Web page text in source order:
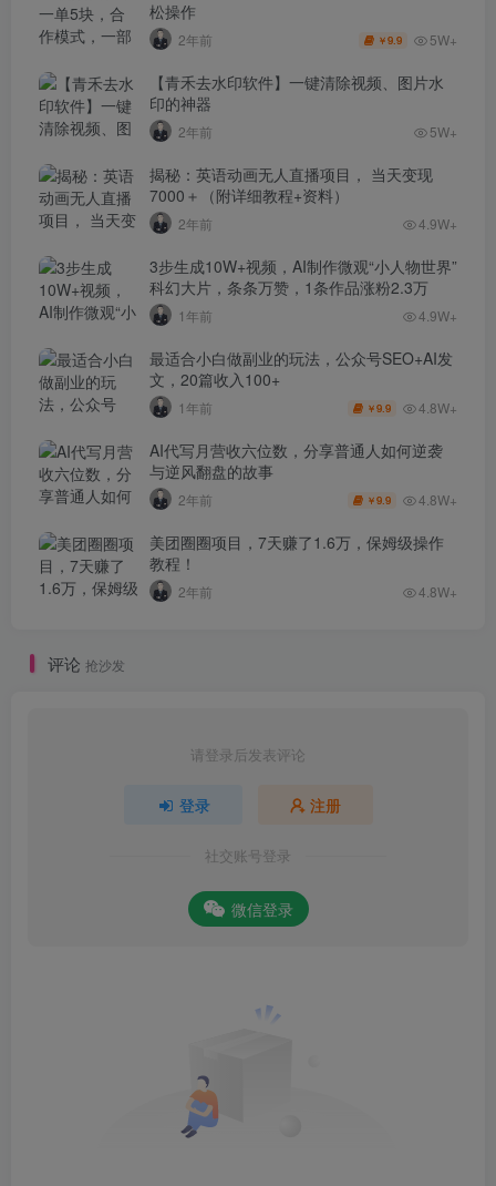
松操作
2年前 ￥9.9 5W+
【青禾去水印软件】一键清除视频、图片水
印的神器
2年前 5W+
揭秘：英语动画无人直播项目， 当天变现
7000＋（附详细教程+资料）
2年前 4.9W+
3步生成10W+视频，AI制作微观“小人物世界”
科幻大片，条条万赞，1条作品涨粉2.3万
1年前 4.9W+
最适合小白做副业的玩法，公众号SEO+AI发
文，20篇收入100+
1年前 ￥9.9 4.8W+
AI代写月营收六位数，分享普通人如何逆袭
与逆风翻盘的故事
2年前 ￥9.9 4.8W+
美团圈圈项目，7天赚了1.6万，保姆级操作
教程！
2年前 4.8W+
评论 抢沙发
请登录后发表评论
登录 注册
社交账号登录
微信登录